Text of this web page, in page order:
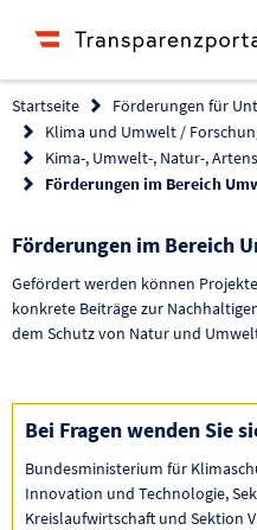
Startseite
Förderungen für
Klima und Umwelt /
Kima-, Umwelt-, Natur-,
Förderungen im Bereich
Förderungen im Bereich
Gefördert werden können
konkrete Beiträge zur
dem Schutz von Natur und
Bei Fragen wenden Sie
Bundesministerium für
Innovation und Technologie,
Kreislaufwirtschaft und Sektion